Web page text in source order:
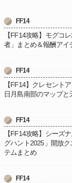
FF14
【FF14攻略】モグコ
者」まとめ＆報酬アイ
FF14
【FF14】クレセント
日月島南部のマップと
FF14
【FF14攻略】シーズ
グハント2025」開放
テムまとめ
FF14